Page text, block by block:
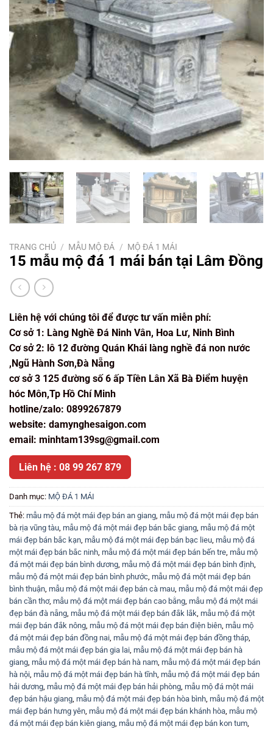
TRANG CHỦ / MẪU MỘ ĐÁ / MỘ ĐÁ 1 MÁI
15 mẫu mộ đá 1 mái bán tại Lâm Đồng
Liên hệ với chúng tôi để được tư vấn miễn phí:
Cơ sở 1: Làng Nghề Đá Ninh Vân, Hoa Lư, Ninh Bình
Cơ sở 2: lô 12 đường Quán Khái làng nghề đá non nước
,Ngũ Hành Sơn,Đà Nẵng
cơ sở 3 125 đường số 6 ấp Tiền Lân Xã Bà Điểm huyện
hóc Môn,Tp Hồ Chí Minh
hotline/zalo: 0899267879
website: damynghesaigon.com
email: minhtam139sg@gmail.com
Liên hệ : 08 99 267 879
Danh mục: MỘ ĐÁ 1 MÁI
Thẻ: mẫu mộ đá một mái đẹp bán an giang, mẫu mộ đá một mái đẹp bán
bà rịa vũng tàu, mẫu mộ đá một mái đẹp bán bắc giang, mẫu mộ đá một
mái đẹp bán bắc kạn, mẫu mộ đá một mái đẹp bán bạc lieu, mẫu mộ đá
một mái đẹp bán bắc ninh, mẫu mộ đá một mái đẹp bán bến tre, mẫu mộ
đá một mái đẹp bán bình dương, mẫu mộ đá một mái đẹp bán bình định,
mẫu mộ đá một mái đẹp bán bình phước, mẫu mộ đá một mái đẹp bán
bình thuận, mẫu mộ đá một mái đẹp bán cà mau, mẫu mộ đá một mái đẹp
bán cần thơ, mẫu mộ đá một mái đẹp bán cao bằng, mẫu mộ đá một mái
đẹp bán đà nẵng, mẫu mộ đá một mái đẹp bán đắk lắk, mẫu mộ đá một
mái đẹp bán đắk nông, mẫu mộ đá một mái đẹp bán điện biên, mẫu mộ
đá một mái đẹp bán đồng nai, mẫu mộ đá một mái đẹp bán đồng tháp,
mẫu mộ đá một mái đẹp bán gia lai, mẫu mộ đá một mái đẹp bán hà
giang, mẫu mộ đá một mái đẹp bán hà nam, mẫu mộ đá một mái đẹp bán
hà nội, mẫu mộ đá một mái đẹp bán hà tĩnh, mẫu mộ đá một mái đẹp bán
hải dương, mẫu mộ đá một mái đẹp bán hải phòng, mẫu mộ đá một mái
đẹp bán hậu giang, mẫu mộ đá một mái đẹp bán hòa bình, mẫu mộ đá một
mái đẹp bán hưng yên, mẫu mộ đá một mái đẹp bán khánh hòa, mẫu mộ
đá một mái đẹp bán kiên giang, mẫu mộ đá một mái đẹp bán kon tum,